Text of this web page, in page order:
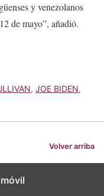
y venezolanos
de mayo”, añadió.
, JOE BIDEN,
Volver arriba